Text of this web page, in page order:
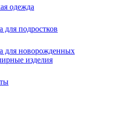
одежда
для подростков
для новорожденных
изделия